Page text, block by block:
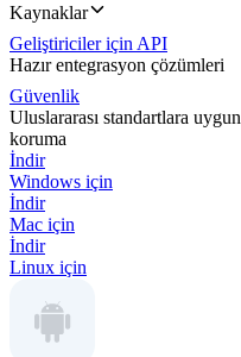
Kaynaklar
Geliştiriciler için API
Hazır entegrasyon çözümleri
Güvenlik
Uluslararası standartlara uygun
koruma
İndir
Windows için
İndir
Mac için
İndir
Linux için